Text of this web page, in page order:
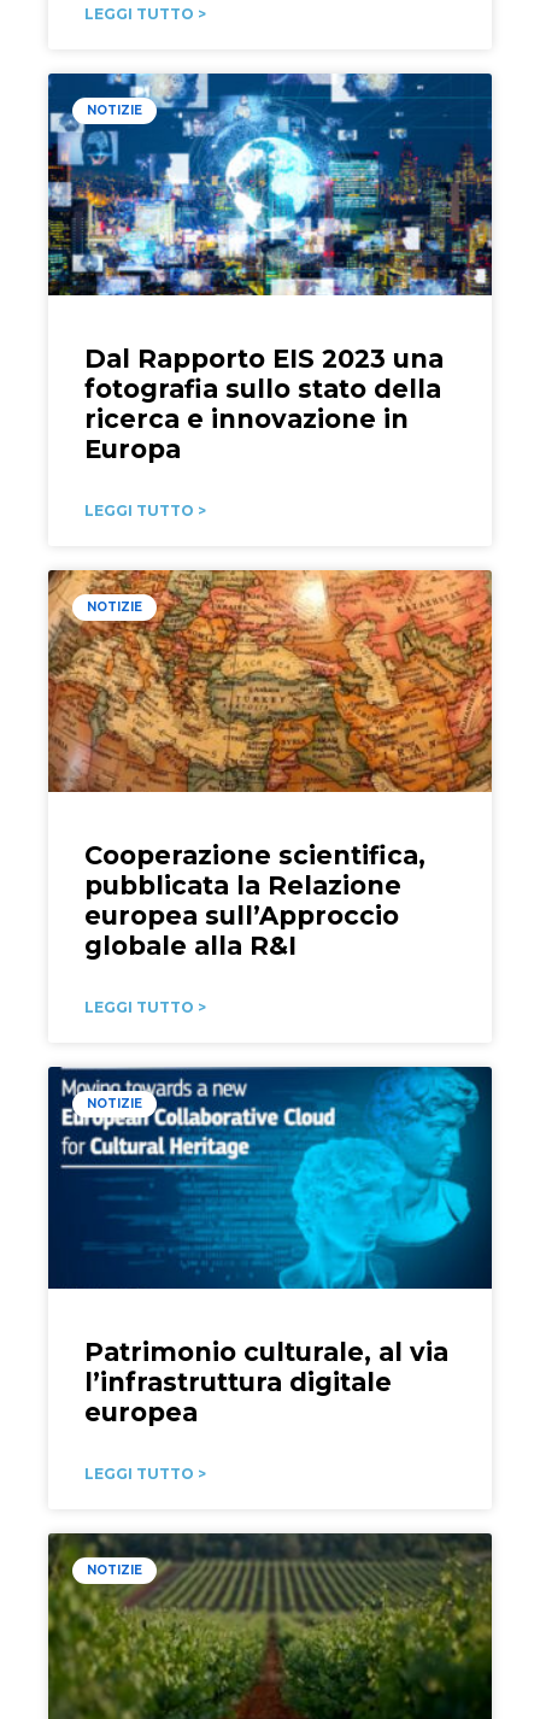
LEGGI TUTTO >
NOTIZIE
Dal Rapporto EIS 2023 una
fotografia sullo stato della
ricerca e innovazione in
Europa
LEGGI TUTTO >
NOTIZIE
Cooperazione scientifica,
pubblicata la Relazione
europea sull’Approccio
globale alla R&I
LEGGI TUTTO >
NOTIZIE
Patrimonio culturale, al via
l’infrastruttura digitale
europea
LEGGI TUTTO >
NOTIZIE